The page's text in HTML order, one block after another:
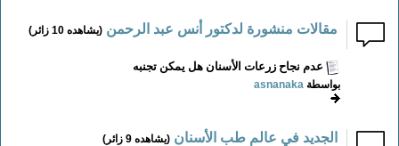
مقالات منشورة لدكتور أنس عبد الرحمن (يشاهده 10 زائر)
عدم نجاح زرعات الأسنان هل يمكن تجنبه
بواسطةasnanaka
الجديد في عالم طب الأسنان (يشاهده 9 زائر)